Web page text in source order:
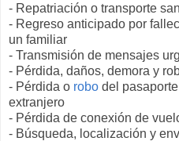
- Repatriación o transporte
- Regreso anticipado por
un familiar
- Transmisión de mensajes
- Pérdida, daños, demora y
- Pérdida o robo del
extranjero
- Pérdida de conexión de
- Búsqueda, localización y